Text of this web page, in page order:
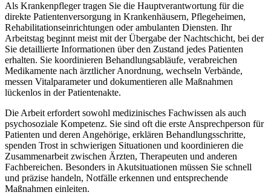
Als Krankenpfleger tragen Sie die Hauptverantwortung für die
direkte Patientenversorgung in Krankenhäusern, Pflegeheimen,
Rehabilitationseinrichtungen oder ambulanten Diensten. Ihr
Arbeitstag beginnt meist mit der Übergabe der Nachtschicht, bei der
Sie detaillierte Informationen über den Zustand jedes Patienten
erhalten. Sie koordinieren Behandlungsabläufe, verabreichen
Medikamente nach ärztlicher Anordnung, wechseln Verbände,
messen Vitalparameter und dokumentieren alle Maßnahmen
lückenlos in der Patientenakte.
Die Arbeit erfordert sowohl medizinisches Fachwissen als auch
psychosoziale Kompetenz. Sie sind oft die erste Ansprechperson für
Patienten und deren Angehörige, erklären Behandlungsschritte,
spenden Trost in schwierigen Situationen und koordinieren die
Zusammenarbeit zwischen Ärzten, Therapeuten und anderen
Fachbereichen. Besonders in Akutsituationen müssen Sie schnell
und präzise handeln, Notfälle erkennen und entsprechende
Maßnahmen einleiten.